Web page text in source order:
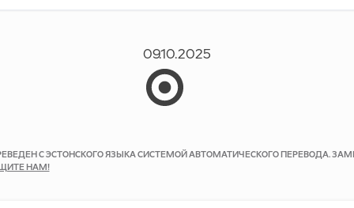
09.10.2025
С ЭСТОНСКОГО ЯЗЫКА СИСТЕМОЙ АВТОМАТИЧЕСКОГО ПЕРЕВОДА.
НАМ!